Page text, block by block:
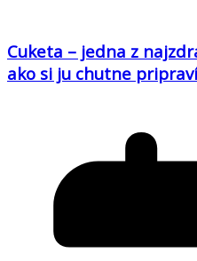
Cuketa – jedna z
ako si ju chutne